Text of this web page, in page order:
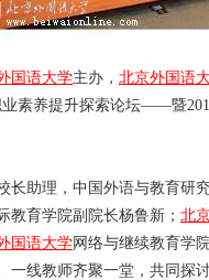
国语大学主办， 北京外国语
业素养提升探索论坛——暨
长助理，中国外语与教育研
教育学院副院长杨鲁新； 北
国语大学网络与继续教育学
一线教师齐聚一堂，共同探